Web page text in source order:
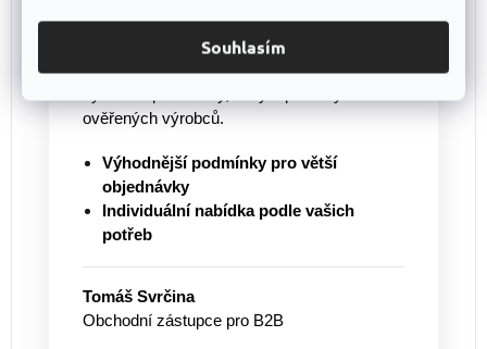
Souhlasím
individuální cenovou nabídkua pomůžeme
s výběrem vhodného řešení. Nabízíme
regály vlastní výrobyTRESTLESi další
ověřených výrobců.
Výhodnější podmínky pro větší
objednávky
Individuální nabídka podle vašich
potřeb
Tomáš Svrčina
Obchodní zástupce pro B2B